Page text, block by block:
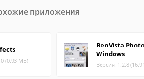
приложения
(0.93 МБ)
BenVista
Windows
Версия: 1.2.8